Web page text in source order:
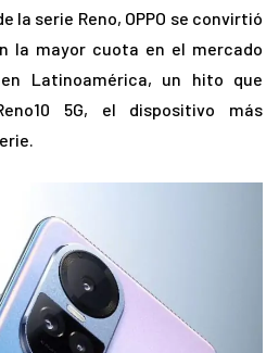
la serie Reno, OPPO se convirtió
la mayor cuota en el mercado
Latinoamérica, un hito que
5G, el dispositivo más